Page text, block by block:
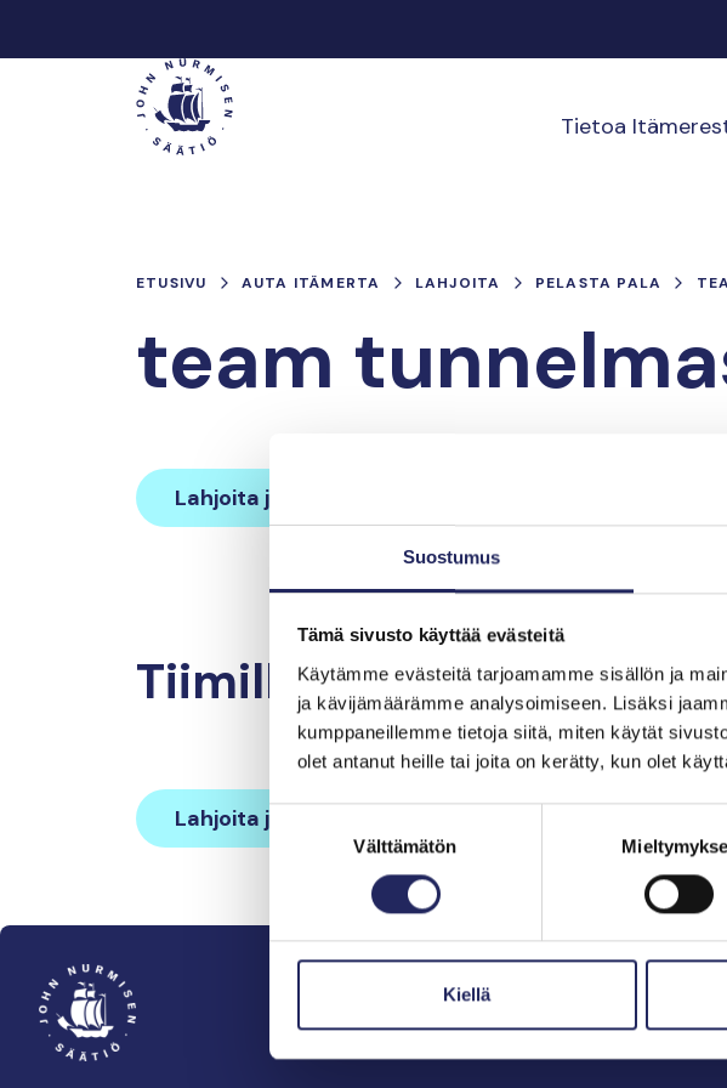
Suostumus
Tämä sivusto käyttää evästeitä
Käytämme evästeitä tarjoamamme sisällön ja
ja kävijämäärämme analysoimiseen. Lisäksi
kumppaneillemme tietoja siitä, miten käytät
olet antanut heille tai joita on kerätty, kun olet
Suostumuksen
valinta
Välttämätön
Kiellä
Päävalikko Tietoa
ETUSIVU AUTA ITÄMERTA LAHJOITA PELASTA PALA
team
Lahjoita ja liity tähän tiimiin
Tiimille tehdyt
Lahjoita ja liity tähän tiimiin